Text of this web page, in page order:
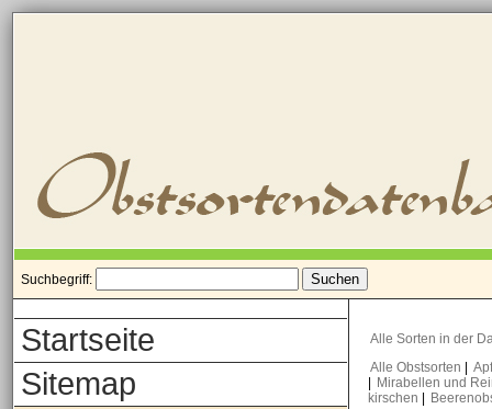
Suchbegriff:
Startseite
Sitemap
Alle Sorten in der
Alle Obstsorten
Mirabellen und
kirschen